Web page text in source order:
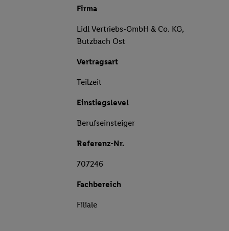
Firma
Lidl Vertriebs-GmbH & Co. KG,
Butzbach Ost
Vertragsart
Teilzeit
Einstiegslevel
Berufseinsteiger
Referenz-Nr.
707246
Fachbereich
Filiale